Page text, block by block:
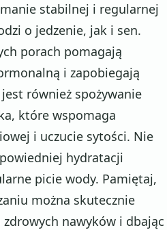
stabilnej i regularnej
o jedzenie, jak i sen.
porach pomagają
i zapobiegają
również spożywanie
które wspomaga
i uczucie sytości. Nie
hydratacji
picie wody. Pamiętaj,
można skutecznie
nawyków i dbając